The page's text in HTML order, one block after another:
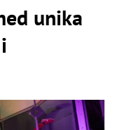
unika